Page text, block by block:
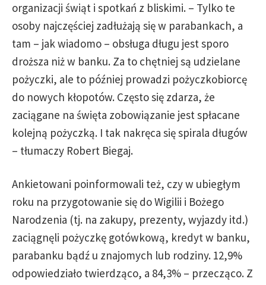
organizacji świąt i spotkań z bliskimi. – Tylko te
osoby najczęściej zadłużają się w parabankach, a
tam – jak wiadomo – obsługa długu jest sporo
droższa niż w banku. Za to chętniej są udzielane
pożyczki, ale to później prowadzi pożyczkobiorcę
do nowych kłopotów. Często się zdarza, że
zaciągane na święta zobowiązanie jest spłacane
kolejną pożyczką. I tak nakręca się spirala długów
– tłumaczy Robert Biegaj.
Ankietowani poinformowali też, czy w ubiegłym
roku na przygotowanie się do Wigilii i Bożego
Narodzenia (tj. na zakupy, prezenty, wyjazdy itd.)
zaciągnęli pożyczkę gotówkową, kredyt w banku,
parabanku bądź u znajomych lub rodziny. 12,9%
odpowiedziało twierdząco, a 84,3% – przecząco. Z